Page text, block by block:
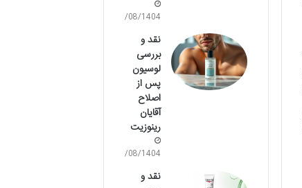
14/08/1404
نقد و
بررسی
لوسیون
پس از
اصلاح
آقایان
رینوزیت
14/08/1404
نقد و